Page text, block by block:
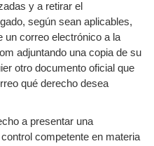
y a retirar el
según sean aplicables,
un correo electrónico a la
adjuntando una copia de su
otro documento oficial que
qué derecho desea
a presentar una
competente en materia